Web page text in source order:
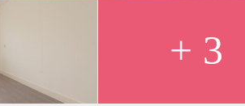
+ 3